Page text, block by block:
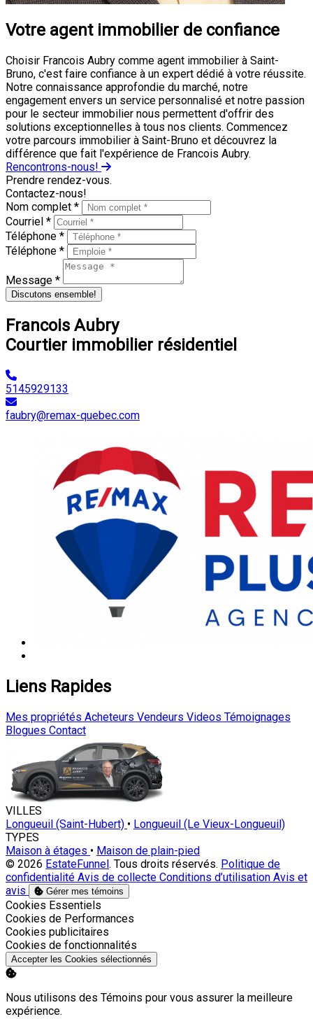
Votre agent immobilier de confiance
Choisir Francois Aubry comme agent immobilier à Saint-
Bruno, c'est faire confiance à un expert dédié à votre réussite.
Notre connaissance approfondie du marché, notre
engagement envers un service personnalisé et notre passion
pour le secteur immobilier nous permettent d'offrir des
solutions exceptionnelles à tous nos clients. Commencez
votre parcours immobilier à Saint-Bruno et découvrez la
différence que fait l'expérience de Francois Aubry.
Rencontrons-nous!
Prendre rendez-vous.
Contactez-nous!
Nom complet *
Courriel *
Téléphone *
Téléphone *
Message *
Discutons ensemble!
Francois Aubry
Courtier immobilier résidentiel
5145929133
faubry@remax-quebec.com
Liens Rapides
Mes propriétés Acheteurs Vendeurs Videos Témoignages
Blogues Contact
VILLES
Longueuil (Saint-Hubert) • Longueuil (Le Vieux-Longueuil)
TYPES
Maison à étages • Maison de plain-pied
© 2026 EstateFunnel. Tous droits réservés. Politique de
confidentialité Avis de collecte Conditions d’utilisation Avis et
avis
Gérer mes témoins
Activer
Cookies Essentiels
Activer
Cookies de Performances
Activer
Cookies publicitaires
Activer
Cookies de fonctionnalités
Accepter les Cookies sélectionnés
Nous utilisons des Témoins pour vous assurer la meilleure
expérience.